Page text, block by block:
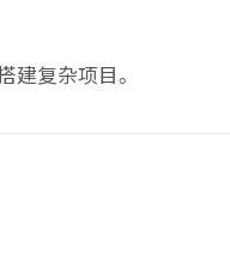
复杂项目。